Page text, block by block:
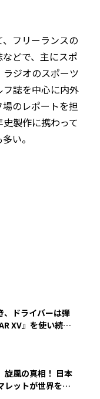
フリーランスの
どで、主にスポ
ジオのスポーツ
誌を中心に内外
のレポートを担
製作に携わって
い。
、ドライバーは弾
XV』を使い続け
旋風の真相！ 日本
レットが世界を席